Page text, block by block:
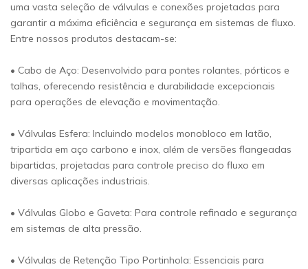
uma vasta seleção de válvulas e conexões projetadas para
garantir a máxima eficiência e segurança em sistemas de fluxo.
Entre nossos produtos destacam-se:
• Cabo de Aço: Desenvolvido para pontes rolantes, pórticos e
talhas, oferecendo resistência e durabilidade excepcionais
para operações de elevação e movimentação.
• Válvulas Esfera: Incluindo modelos monobloco em latão,
tripartida em aço carbono e inox, além de versões flangeadas
bipartidas, projetadas para controle preciso do fluxo em
diversas aplicações industriais.
• Válvulas Globo e Gaveta: Para controle refinado e segurança
em sistemas de alta pressão.
• Válvulas de Retenção Tipo Portinhola: Essenciais para